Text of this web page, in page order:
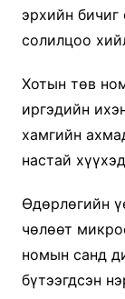
эрхийн
солилцоо
Хотын төв
иргэдийн
хамгийн
настай
Өдөрлөгийн
чөлөөт
номын санд
бүтээгдсэн